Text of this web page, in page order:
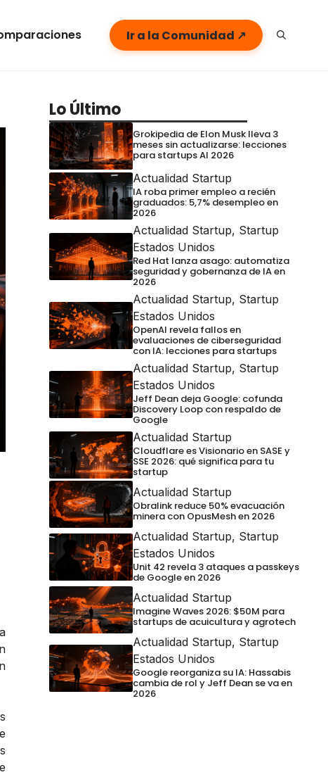
Ir a la Comunidad ↗
Lo Último
Grokipedia de Elon Musk lleva 3
meses sin actualizarse: lecciones
para startups AI 2026
Actualidad Startup
IA roba primer empleo a recién
graduados: 5,7% desempleo en
2026
Actualidad Startup, Startup
Estados Unidos
Red Hat lanza asago: automatiza
seguridad y gobernanza de IA en
2026
Actualidad Startup, Startup
Estados Unidos
OpenAI revela fallos en
evaluaciones de ciberseguridad
con IA: lecciones para startups
Actualidad Startup, Startup
Estados Unidos
Jeff Dean deja Google: cofunda
Discovery Loop con respaldo de
Google
Actualidad Startup
Cloudflare es Visionario en SASE y
SSE 2026: qué significa para tu
startup
Actualidad Startup
Obralink reduce 50% evacuación
minera con OpusMesh en 2026
Actualidad Startup, Startup
Estados Unidos
Unit 42 revela 3 ataques a passkeys
de Google en 2026
Actualidad Startup
Imagine Waves 2026: $50M para
startups de acuicultura y agrotech
Actualidad Startup, Startup
Estados Unidos
Google reorganiza su IA: Hassabis
cambia de rol y Jeff Dean se va en
2026